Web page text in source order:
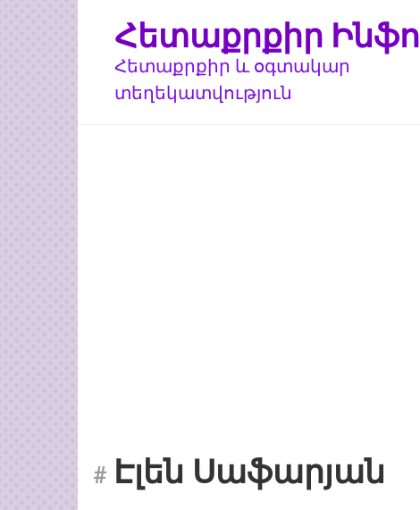
Հետաքրքիր Ինֆո
Հետաքրքիր և օգտակար
տեղեկատվություն
Էլեն Սաֆարյան